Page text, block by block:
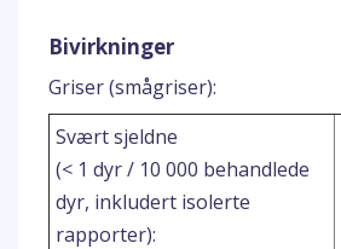
Bivirkninger
Griser (smågriser):
Svært sjeldne
(< 1 dyr / 10 000 behandlede
dyr, inkludert isolerte
rapporter):